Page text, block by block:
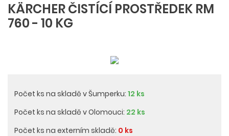
KÄRCHER ČISTÍCÍ PROSTŘEDEK RM
760 - 10 KG
Počet ks na skladě v Šumperku: 12 ks
Počet ks na skladě v Olomouci: 22 ks
Počet ks na externím skladě: 0 ks